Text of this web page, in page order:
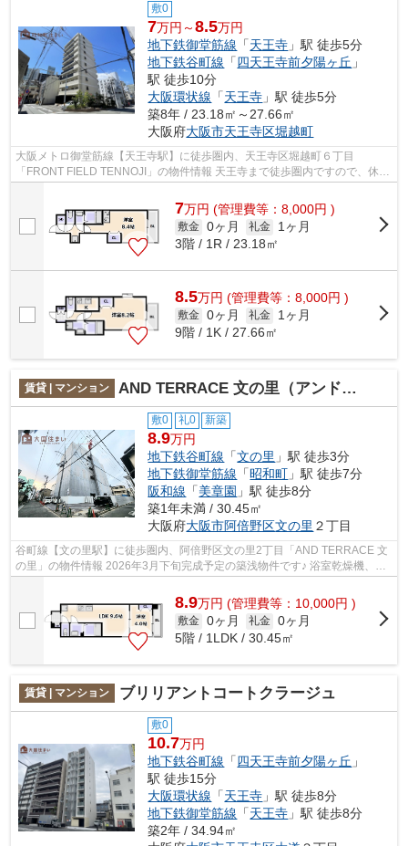
敷0
7万円～8.5万円
地下鉄御堂筋線 「天王寺 」駅 徒歩5分
地下鉄谷町線 「四天王寺前夕陽ヶ丘 」
駅 徒歩10分
大阪環状線 「天王寺 」駅 徒歩5分
築8年 / 23.18㎡～27.66㎡
大阪府大阪市天王寺区堀越町
大阪メトロ御堂筋線【天王寺駅】に徒歩圏内、天王寺区堀越町６丁目
「FRONT FIELD TENNOJI」の物件情報 天王寺まで徒歩圏内ですので、休日
にはショッピングや映画を楽しめる好立地♪ ペ...
7万円 (管理費等：8,000円 )
敷金 0ヶ月 礼金
1ヶ月
3階 / 1R / 23.18㎡
8.5万円 (管理費等：8,000円 )
敷金 0ヶ月 礼金
1ヶ月
9階 / 1K / 27.66㎡
賃貸 | マンション AND TERRACE 文の里（アンドテラスフミノサト）
敷0 礼0 新築
8.9万円
地下鉄谷町線 「文の里 」駅 徒歩3分
地下鉄御堂筋線 「昭和町 」駅 徒歩7分
阪和線 「美章園 」駅 徒歩8分
築1年未満 / 30.45㎡
大阪府大阪市阿倍野区文の里 ２丁目
谷町線【文の里駅】に徒歩圏内、阿倍野区文の里2丁目「AND TERRACE 文
の里」の物件情報 2026年3月下旬完成予定の築浅物件です♪ 浴室乾燥機、シ
ステムキッチン、宅配ボックス、インタ...
8.9万円 (管理費等：10,000円 )
敷金 0ヶ月 礼金 0ヶ月
5階 / 1LDK / 30.45㎡
賃貸 | マンション ブリリアントコートクラージュ
敷0
10.7万円
地下鉄谷町線 「四天王寺前夕陽ヶ丘 」
駅 徒歩15分
大阪環状線 「天王寺 」駅 徒歩8分
地下鉄御堂筋線 「天王寺 」駅 徒歩8分
築2年 / 34.94㎡